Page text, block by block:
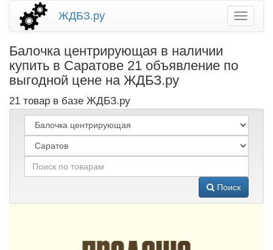
ЖДБЗ.ру
Балочка центрирующая в наличии
купить в Саратове 21 объявление по
выгодной цене на ЖДБЗ.ру
21 товар в базе ЖДБЗ.ру
Поиск